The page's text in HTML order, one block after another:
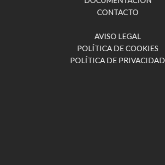
CONTACTO
AVISO LEGAL
POLÍTICA DE COOKIES
POLÍTICA DE PRIVACIDAD